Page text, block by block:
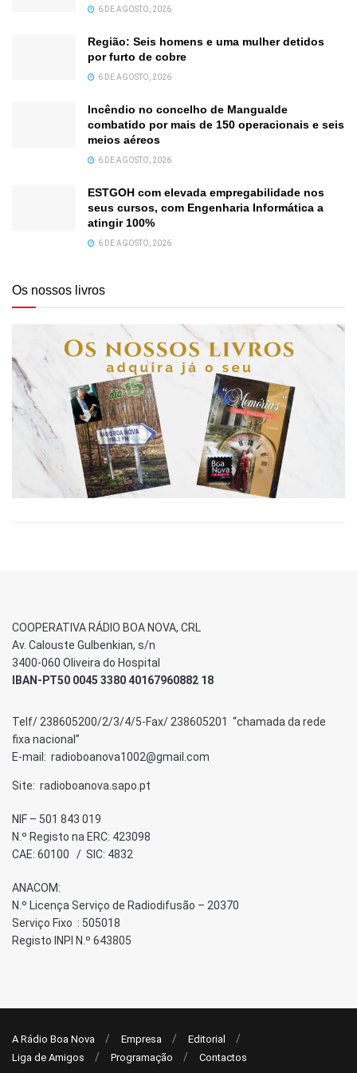
6 DE AGOSTO, 2026
Região: Seis homens e uma mulher detidos
por furto de cobre
6 DE AGOSTO, 2026
Incêndio no concelho de Mangualde
combatido por mais de 150 operacionais e seis
meios aéreos
6 DE AGOSTO, 2026
ESTGOH com elevada empregabilidade nos
seus cursos, com Engenharia Informática a
atingir 100%
6 DE AGOSTO, 2026
Os nossos livros
COOPERATIVA RÁDIO BOA NOVA, CRL
Av. Calouste Gulbenkian, s/n
3400-060 Oliveira do Hospital
IBAN-PT50 0045 3380 40167960882 18
Telf/ 238605200/2/3/4/5-Fax/ 238605201 “chamada da rede
fixa nacional”
E-mail: radioboanova1002@gmail.com
Site: radioboanova.sapo.pt
NIF – 501 843 019
N.º Registo na ERC: 423098
CAE: 60100 / SIC: 4832
ANACOM:
N.º Licença Serviço de Radiodifusão – 20370
Serviço Fixo : 505018
Registo INPI N.º 643805
A Rádio Boa Nova Empresa
Editorial
Liga de Amigos
Programação Contactos